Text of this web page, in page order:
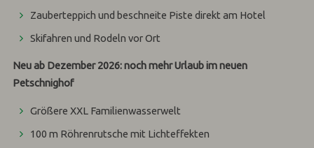
Zauberteppich und beschneite Piste direkt am Hotel
Skifahren und Rodeln vor Ort
Neu ab Dezember 2026: noch mehr Urlaub im neuen
Petschnighof
Größere XXL Familienwasserwelt
100 m Röhrenrutsche mit Lichteffekten